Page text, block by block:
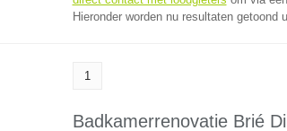
Hieronder worden nu resultaten getoond
1
Badkamerrenovatie Brié